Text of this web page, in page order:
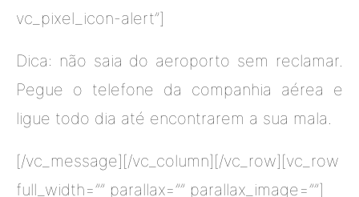
vc_pixel_icon-alert”]
Dica: não saia do aeroporto sem reclamar.
Pegue o telefone da companhia aérea e
ligue todo dia até encontrarem a sua mala.
[/vc_message][/vc_column][/vc_row][vc_row
full_width=”” parallax=”” parallax_image=””]